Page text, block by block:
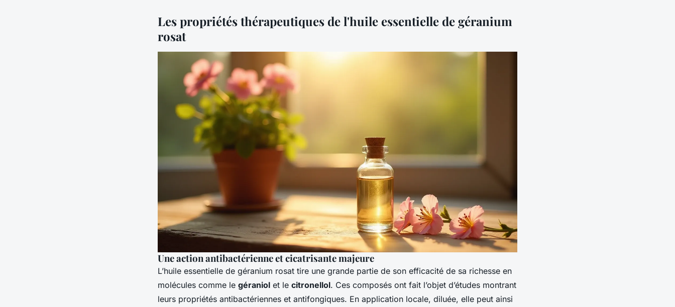
Les propriétés thérapeutiques de l'huile essentielle de géranium
rosat
Une action antibactérienne et cicatrisante majeure
L’huile essentielle de géranium rosat tire une grande partie de son efficacité de sa richesse en
molécules comme le géraniol et le citronellol. Ces composés ont fait l’objet d’études montrant
leurs propriétés antibactériennes et antifongiques. En application locale, diluée, elle peut ainsi